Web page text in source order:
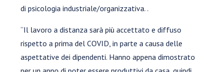
di psicologia industriale/organizzativa. .
“Il lavoro a distanza sarà più accettato e diffuso
rispetto a prima del COVID, in parte a causa delle
aspettative dei dipendenti. Hanno appena dimostrato